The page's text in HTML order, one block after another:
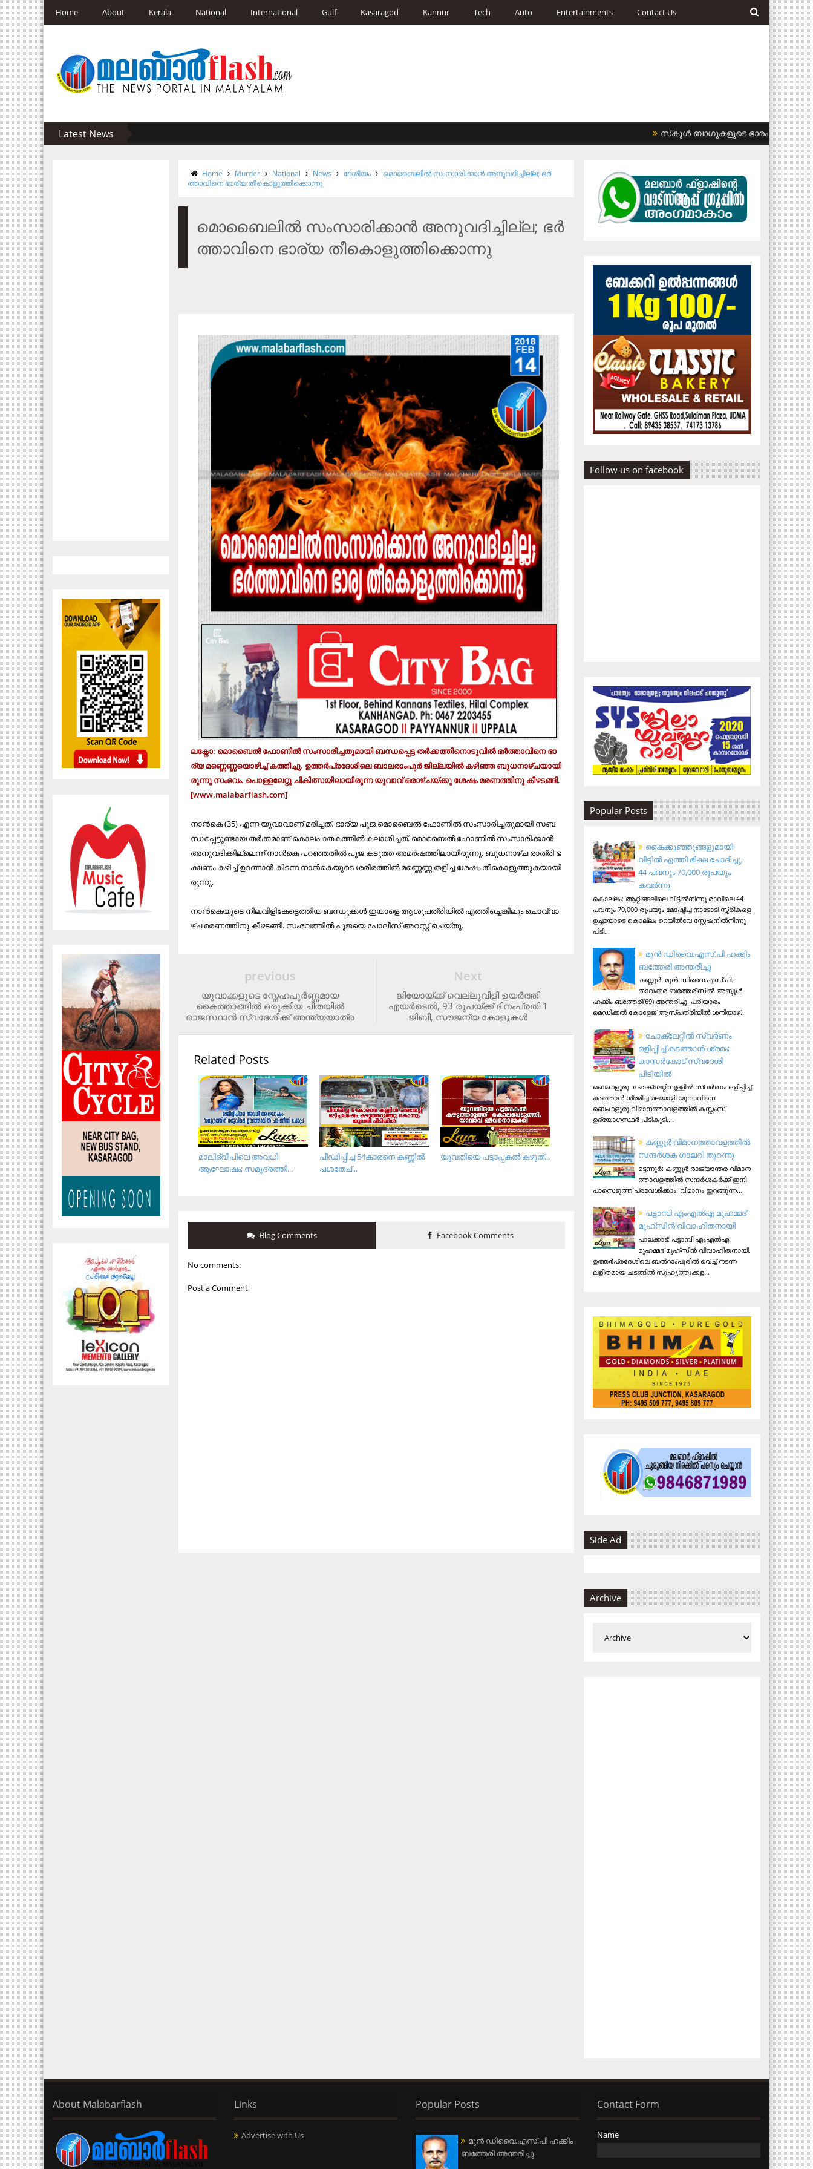
Home About Kerala National International Gulf Kasaragod Kannur Tech Auto Entertainments Contact Us
Latest News സ്‌കൂള്‍ ബാഗുകളുടെ ഭാരം കുറയ്ക്കണം:
Home Murder National News ദേശീയം
മൊ​ബൈ​ലി​ൽ‌ സം​സാ​രി​ക്കാ​ൻ അ​നു​വ​ദി​ച്ചി​ല്ല; ഭ​ർ​
ത്താ​വി​നെ ഭാ​ര്യ തീ​കൊ​ളു​ത്തി​ക്കൊ​ന്നു
മൊ​ബൈ​ലി​ൽ‌ സം​സാ​രി​ക്കാ​ൻ അ​നു​വ​ദി​ച്ചി​ല്ല; ഭ​ർ​
ത്താ​വി​നെ ഭാ​ര്യ തീ​കൊ​ളു​ത്തി​ക്കൊ​ന്നു
ല​ക്നോ: മൊ​ബൈ​ൽ ഫോ​ണി​ൽ സം​സാ​രി​ച്ച​തുമായി ബന്ധപ്പെട്ട ത​ർ​ക്ക​ത്തി​നൊ​ടു​വി​ൽ ഭ​ർ​ത്താ​വി​നെ ഭാ​
ര്യ മ​ണ്ണെ​ണ്ണ​യൊ​ഴി​ച്ച് ക​ത്തി​ച്ചു. ഉ​ത്ത​ർ​പ്ര​ദേ​ശി​ലെ ബാ​ല​രാം​പു​ർ ജി​ല്ല‍​യി​ൽ ക​ഴി​ഞ്ഞ ബു​ധ​നാ​ഴ്ച​യാ​യി​
രു​ന്നു സം​ഭ​വം. പൊ​ള്ള​ലേ​റ്റു ചി​കി​ത്സ​യി​ലാ​യി​രു​ന്ന യു​വാ​വ് ഒ​രാ​ഴ്ച​യ്ക്കു ശേ​ഷം മ​ര​ണ​ത്തി​നു കീ​ഴ​ട​ങ്ങി.
[www.malabarflash.com]
നാ​ൻ​കെ (35) എ​ന്ന യു​വാ​വാ​ണ് മ​രി​ച്ച​ത്. ഭാ​ര്യ പൂ​ജ മൊ​ബൈ​ൽ ഫോ​ണി​ൽ സം​സാ​രി​ച്ച​തു​മാ​യി സ​ബ​
ന്ധ​പ്പെ​ട്ടു​ണ്ടാ​യ ത​ർ‌​ക്ക​മാ​ണ് കൊ​ല​പാ​ത​ക​ത്തി​ൽ ക​ലാ​ശി​ച്ച​ത്. മൊ​ബൈ​ൽ ഫോ​ണി​ൽ സം​സാ​രി​ക്കാ​ൻ
അ​നു​വ​ദി​ക്കി​ല്ലെ​ന്ന് നാ​ൻ​കെ പ​റ​ഞ്ഞ​തി​ൽ പൂ​ജ ക​ടു​ത്ത അ​മ​ർ​ഷ​ത്തി​ലാ​യി​രു​ന്നു. ബു​ധ​നാ​ഴ്ച രാ​ത്രി ഭ​
ക്ഷ​ണം ക​ഴി​ച്ച് ഉ​റ​ങ്ങാ​ൻ കി​ട​ന്ന നാ​ൻ​കെ​യു​ടെ ശ​രീ​ര​ത്തി​ൽ മ​ണ്ണെ​ണ്ണ ത​ളി​ച്ച ശേ​ഷം തീ​കൊ​ളു​ത്തു​ക​യാ​യി​
രു​ന്നു.
നാ​ൻ​കെ​യു​ടെ നി​ല​വി​ളി​കേ​ട്ടെ​ത്തി​യ ബ​ന്ധു​ക്ക​ൾ ഇ​യാ​ളെ ആ​ശു​പ​ത്രി​യി​ൽ എ​ത്തി​ച്ചെ​ങ്കി​ലും ചൊ​വ്വാ​
ഴ്ച മ​ര​ണ​ത്തി​നു കീ​ഴ​ട​ങ്ങി. സം​ഭ​വ​ത്തി​ൽ പൂ​ജ​യെ പോ​ലീ​സ് അ​റ​സ്റ്റ് ചെ​യ്തു.
Next
ജിയോയ്ക്ക് വെല്ലുവിളി ഉയർത്തി
എയർടെൽ, 93 രൂപയ്ക്ക് ദിനംപ്രതി 1
ജിബി, സൗജന്യ കോളുകൾ
previous
യുവാക്കളുടെ സ്നേഹപൂർണ്ണമായ
കൈത്താങ്ങിൽ ഒരുക്കിയ ചിതയിൽ
രാജസ്ഥാൻ സ്വദേശിക്ക് അന്ത്യയാത്ര
Related Posts
യു​വ​തി​യെ പ​ട്ടാ​പ്പ​ക​ല്‍ ക​ഴു​ത്...
പീഡിപ്പിച്ച 54കാരനെ കണ്ണില്‍
പശതേച്...
മാലിദ്വീപിലെ അവധി
ആഘോഷം; സമുദ്രത്തി...
Blog Comments Facebook Comments
No comments:
Post a Comment
Follow us on facebook
Popular Posts
കൈക്കുഞ്ഞുങ്ങളുമായി
വീട്ടിൽ എത്തി ഭിക്ഷ ചോദിച്ചു,
44 പവനും 70,000 രൂപയും
കവർന്നു
കൊല്ലം: ആറ്റിങ്ങലിലെ വീട്ടിൽനിന്നു രാവിലെ 44
പവനും 70,000 രൂപയും മോഷ്ടിച്ച നാടോടി സ്ത്രീകളെ
ഉച്ചയോടെ കൊല്ലം റെയിൽവേ സ്റ്റേഷനിൽനിന്നു
പിടി...
മുന്‍ ഡിവൈ.എസ്.പി ഹക്കിം
ബത്തേരി അന്തരിച്ചു
കണ്ണൂര്‍: മുന്‍ ഡിവൈ.എസ്.പി.
താവക്കര ബത്തേരീസില്‍ അബ്ദുള്‍
ഹക്കിം ബത്തേരി(69) അന്തരിച്ചു. പരിയാരം
മെഡിക്കല്‍ കോളേജ് ആസ്​പത്രിയില്‍ ശനിയാഴ്...
ചോക്ലേറ്റിൽ സ്വർണം
ഒളിപ്പിച്ച് കടത്താൻ ശ്രമം;
കാസർകോട് സ്വദേശി
പിടിയില്‍
ബെംഗളൂരു: ചോക്ലേറ്റിനുള്ളിൽ സ്വർണം ഒളിപ്പിച്ച്
കടത്താൻ ശ്രമിച്ച മലയാളി യുവാവിനെ
ബെംഗളൂരു വിമാനത്താവളത്തിൽ കസ്റ്റംസ്
ഉദ്യോഗസ്ഥർ പിടികൂടി....
ക​ണ്ണൂ​ർ വി​മാ​ന​ത്താ​വ​ള​ത്തി​ൽ
സ​ന്ദ​ർ​ശ​ക ഗാ​ല​റി തു​റ​ന്നു
മ​ട്ട​ന്നൂ​ർ: ക​ണ്ണൂ​ർ രാ​ജ്യാ​ന്ത​ര വി​മാ​ന​
ത്താ​വ​ള​ത്തി​ൽ സ​ന്ദ​ർ​ശ​ക​ർ​ക്ക് ഇ​നി
പാ​സെ​ടു​ത്ത് പ്ര​വേ​ശി​ക്കാം. വി​മാ​നം ഇ​റ​ങ്ങു​ന്ന...
പട്ടാമ്പി എംഎല്‍എ മുഹമ്മദ്
മുഹ്‌സിന്‍ വിവാഹിതനായി
പാലക്കാട്: പട്ടാമ്പി എംഎല്‍എ
മുഹമ്മദ് മുഹ്‌സിന്‍ വിവാഹിതനായി.
ഉത്തര്‍പ്രദേശിലെ ബല്‍റാംപൂരില്‍ വെച്ച് നടന്ന
ലളിതമായ ചടങ്ങില്‍ സുഹൃത്തുക്കള...
Side Ad
Archive
About Malabarflash Links
Advertise with Us
Popular Posts
മുന്‍ ഡിവൈ.എസ്.പി ഹക്കിം
ബത്തേരി അന്തരിച്ചു
Contact Form
Name